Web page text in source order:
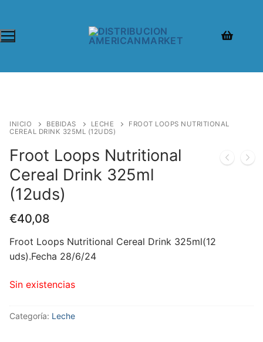
INICIO BEBIDAS LECHE
FROOT LOOPS NUTRITIONAL
CEREAL DRINK 325ML (12UDS)
Froot Loops Nutritional
Cereal Drink 325ml
(12uds)
€40,08
Froot Loops Nutritional Cereal Drink 325ml(12
uds).Fecha 28/6/24
Sin existencias
Categoría: Leche